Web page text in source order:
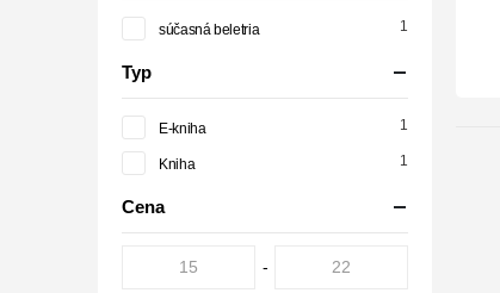
súčasná beletria 1
Typ
E-kniha 1
Kniha 1
Cena
-